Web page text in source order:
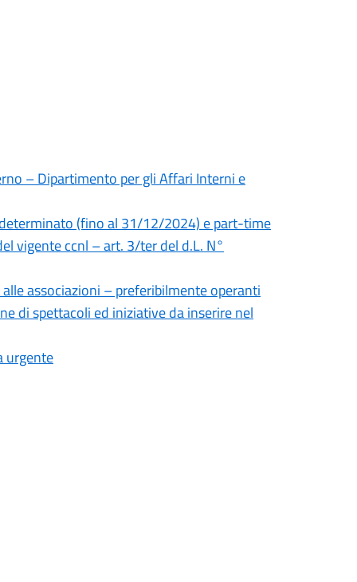
– Dipartimento per gli Affari Interni e
(fino al 31/12/2024) e part-time
vigente ccnl – art. 3/ter del d.L. N°
associazioni – preferibilmente operanti
di spettacoli ed iniziative da inserire nel
urgente